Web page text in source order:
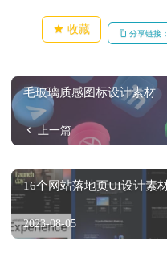
收藏 分享链接
毛玻璃质感图标设计素材
上一篇
16个网站落地页UI设计素
2023-08-05